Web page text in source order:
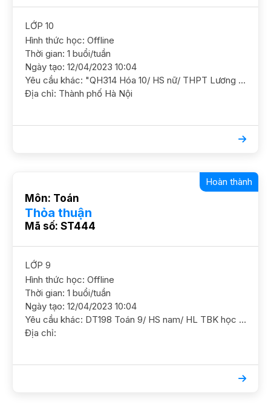
LỚP 10
Hình thức học: Offline
Thời gian: 1 buổi/tuần
Ngày tạo: 12/04/2023 10:04
Yêu cầu khác: "QH314 Hóa 10/ HS nữ/ THPT Lương Thế Vinh/ HL TB Khá Cần học chắc cơ bản kiến thức Hóa 10, mục tiêu lâu dài theo khối A GS nữ. ĐC đường Phạm Văn Đồng (đối diện CV Hòa Bình)"
Địa chỉ: Thành phố Hà Nội
Môn: Toán
Thỏa thuận
Mã số: ST444
Hoàn thành
LỚP 9
Hình thức học: Offline
Thời gian: 1 buổi/tuần
Ngày tạo: 12/04/2023 10:04
Yêu cầu khác: DT198 Toán 9/ HS nam/ HL TBK học lực 6-7đ, Mục tiêu lên 8+ GS nam nữ ok. có thể tách GS ĐC Phố Lãng Yên. Hai Bà Trưng
Địa chỉ: